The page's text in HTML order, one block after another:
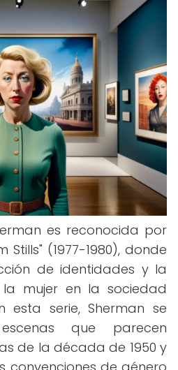
es reconocida por
Stills" (1977-1980), donde
de identidades y la
mujer en la sociedad
esta serie, Sherman se
que parecen
de la década de 1950 y